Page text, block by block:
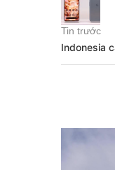
Tin trước
Indonesia